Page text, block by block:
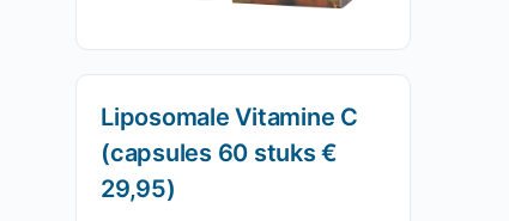
Liposomale Vitamine C
(capsules 60 stuks €
29,95)